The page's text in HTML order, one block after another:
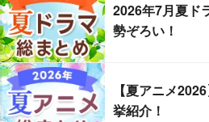
2026年7月夏ド
勢ぞろい！
【夏アニメ
挙紹介！